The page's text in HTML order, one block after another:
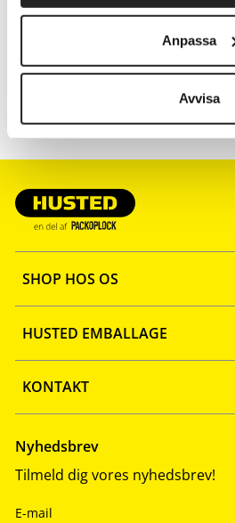
Anpassa
Avvisa
Artikelnr. Format
SHOP HOS OS
Opret konto
FAQ
Salgs- og leveringsbetingelser
HUSTED EMBALLAGE
Ny webshop
Vidensbank
KONTAKT
Tlf: 57 67 46 40
info@husted-emballage.dk
Nyhedsbrev
Tilmeld dig vores nyhedsbrev!
E-mail